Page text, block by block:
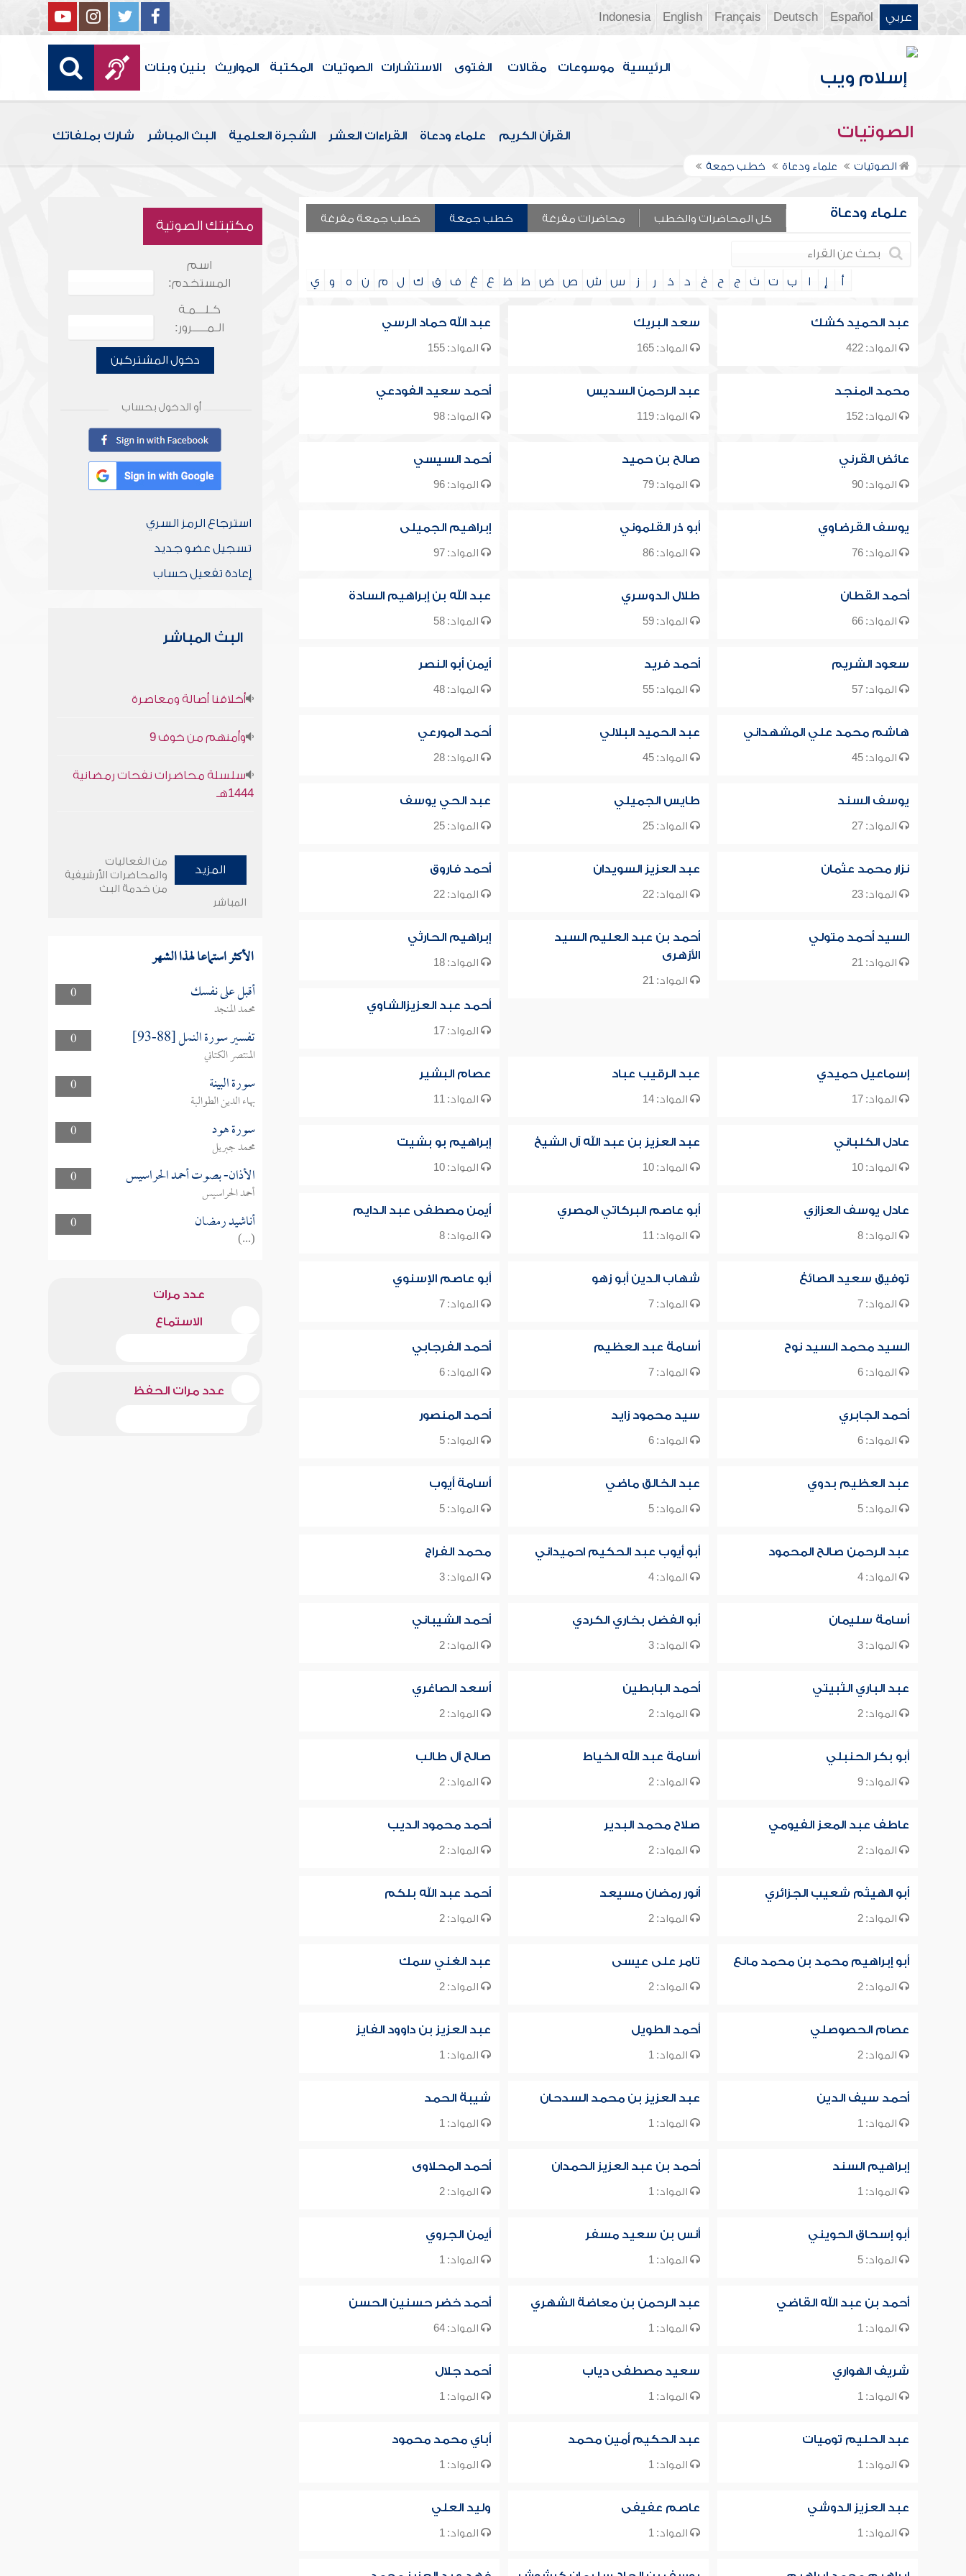
عربي Español
Deutsch
Français
English
Indonesia
الرئيسية موسوعات مقالات الفتوى الاستشارات الصوتيات المكتبة المواريث بنين وبنات
الصوتيات القرآن الكريم علماء ودعاة القراءات العشر الشجرة العلمية البث المباشر شارك بملفاتك
الصوتيات علماء ودعاة خطب جمعة
علماء ودعاة كل المحاضرات والخطب محاضرات مفرغة خطب جمعة خطب جمعة مفرغة
أ إ ا ب ت ث ج ح خ د ذ ر ز س ش ص ض ط ظ ع غ ف ق ك ل م ن ه و ي
عبد الحميد كشك
المواد: 422
سعد البريك
المواد: 165
عبد الله حماد الرسي
المواد: 155
محمد المنجد
المواد: 152
عبد الرحمن السديس
المواد: 119
أحمد سعيد الفودعي
المواد: 98
عائض القرني
المواد: 90
صالح بن حميد
المواد: 79
أحمد السيسي
المواد: 96
يوسف القرضاوي
المواد: 76
أبو ذر القلموني
المواد: 86
إبراهيم الجميلى
المواد: 97
أحمد القطان
المواد: 66
طلال الدوسري
المواد: 59
عبد الله بن إبراهيم السادة
المواد: 58
سعود الشريم
المواد: 57
أحمد فريد
المواد: 55
أيمن أبو النصر
المواد: 48
هاشم محمد علي المشهداني
المواد: 45
عبد الحميد البلالي
المواد: 45
أحمد المورعي
المواد: 28
يوسف السند
المواد: 27
طايس الجميلي
المواد: 25
عبد الحي يوسف
المواد: 25
نزار محمد عثمان
المواد: 23
عبد العزيز السويدان
المواد: 22
أحمد فاروق
المواد: 22
السيد أحمد متولي
المواد: 21
أحمد بن عبد العليم السيد
الأزهرى
المواد: 21
إبراهيم الحارثي
المواد: 18
أحمد عبد العزيزالشاوي
المواد: 17
إسماعيل حميدي
المواد: 17
عبد الرقيب عباد
المواد: 14
عصام البشير
المواد: 11
عادل الكلباني
المواد: 10
عبد العزيز بن عبد الله آل الشيخ
المواد: 10
إبراهيم بو بشيت
المواد: 10
عادل يوسف العزازي
المواد: 8
أبو عاصم البركاتي المصري
المواد: 11
أيمن مصطفى عبد الدايم
المواد: 8
توفيق سعيد الصائغ
المواد: 7
شهاب الدين أبو زهو
المواد: 7
أبو عاصم الإسنوي
المواد: 7
السيد محمد السيد نوح
المواد: 6
أسامة عبد العظيم
المواد: 7
أحمد الفرجابي
المواد: 6
أحمد الجابري
المواد: 6
سيد محمود زايد
المواد: 6
أحمد المنصور
المواد: 5
عبد العظيم بدوي
المواد: 5
عبد الخالق ماضي
المواد: 5
أسامة أيوب
المواد: 5
عبد الرحمن صالح المحمود
المواد: 4
أبو أيوب عبد الحكيم احميداني
المواد: 4
محمد الفراج
المواد: 3
أسامة سليمان
المواد: 3
أبو الفضل بخاري الكردي
المواد: 3
أحمد الشيباني
المواد: 2
عبد الباري الثبيتي
المواد: 2
أحمد البابطين
المواد: 2
أسعد الصاغري
المواد: 2
أبو بكر الحنبلي
المواد: 9
أسامة عبد الله الخياط
المواد: 2
صالح آل طالب
المواد: 2
عاطف عبد المعز الفيومي
المواد: 2
صلاح محمد البدير
المواد: 2
أحمد محمود الديب
المواد: 2
أبو الهيثم شعيب الجزائري
المواد: 2
أنور رمضان مسيعد
المواد: 2
أحمد عبد الله بلكم
المواد: 2
أبو إبراهيم محمد بن محمد مانع
المواد: 2
تامر على عيسى
المواد: 2
عبد الغني سمك
المواد: 2
عصام الحصوصلي
المواد: 2
أحمد الطويل
المواد: 1
عبد العزيز بن داوود الفايز
المواد: 1
أحمد سيف الدين
المواد: 1
عبد العزيز بن محمد السدحان
المواد: 1
شيبة الحمد
المواد: 1
إبراهيم السند
المواد: 1
أحمد بن عبد العزيز الحمدان
المواد: 1
أحمد المحلاوى
المواد: 2
أبو إسحاق الحويني
المواد: 5
أنس بن سعيد مسفر
المواد: 1
أيمن الجروي
المواد: 1
أحمد بن عبد الله القاضي
المواد: 1
عبد الرحمن بن معاضة الشهري
المواد: 1
أحمد خضر حسنين الحسن
المواد: 64
شريف الهواري
المواد: 1
سعيد مصطفى دياب
المواد: 1
أحمد جلال
المواد: 1
عبد الحليم توميات
المواد: 1
عبد الحكيم أمين محمد
المواد: 1
أباي محمد محمود
المواد: 1
عبد العزيز الدوشي
المواد: 1
عاصم عفيفى
المواد: 1
وليد العلي
المواد: 1
مكتبتك الصوتية
اسم
المستخدم:
كـلـــمـة
الـمـــــرور:
دخول المشتركين
أو الدخول بحساب
استرجاع الرمز السري
تسجيل عضو جديد
إعادة تفعيل حساب
البث المباشر
أخلاقنا أصالة ومعاصرة
وأمنهم من خوف 9
سلسلة محاضرات نفحات رمضانية
1444هـ
المزيد
من الفعاليات
والمحاضرات الأرشيفية
من خدمة البث
المباشر
الأكثر استماعا لهذا الشهر
0 أقبل على نفسك
محمد المنجد
0
تفسير سورة النمل [88-93]
المنتصر الكتاني
0
سورة البينة
بهاء الدين الطوالبة
0
سورة هود
محمد جبريل
0
الأذان- بصوت أحمد الحراسيس
أحمد الحراسيس
0
أناشيد رمضان
(...)
عدد مرات
الاستماع
عدد مرات الحفظ